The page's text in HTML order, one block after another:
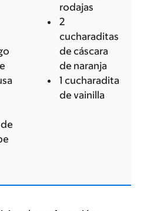
rodajas
2
cucharaditas
de cáscara
de naranja
1 cucharadita
de vainilla